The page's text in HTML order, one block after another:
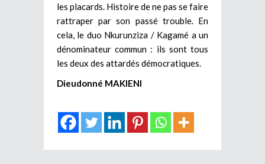
les placards. Histoire de ne pas se faire
rattraper par son passé trouble. En
cela, le duo Nkurunziza / Kagamé a un
dénominateur commun : ils sont tous
les deux des attardés démocratiques.
Dieudonné MAKIENI